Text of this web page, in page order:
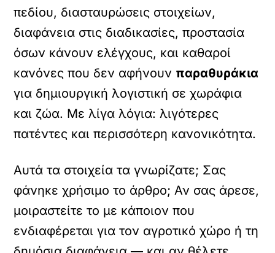
πεδίου, διασταυρώσεις στοιχείων,
διαφάνεια στις διαδικασίες, προστασία
όσων κάνουν ελέγχους, και καθαροί
κανόνες που δεν αφήνουν παραθυράκια
για δημιουργική λογιστική σε χωράφια
και ζώα. Με λίγα λόγια: λιγότερες
πατέντες και περισσότερη κανονικότητα.
Αυτά τα στοιχεία τα γνωρίζατε; Σας
φάνηκε χρήσιμο το άρθρο; Αν σας άρεσε,
μοιραστείτε το με κάποιον που
ενδιαφέρεται για τον αγροτικό χώρο ή τη